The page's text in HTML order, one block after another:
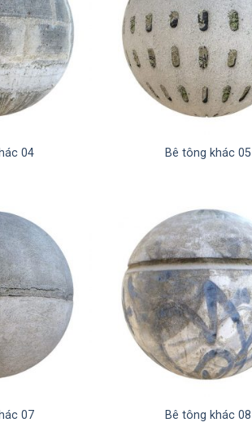
04 Bê tông khác 05
07 Bê tông khác 08